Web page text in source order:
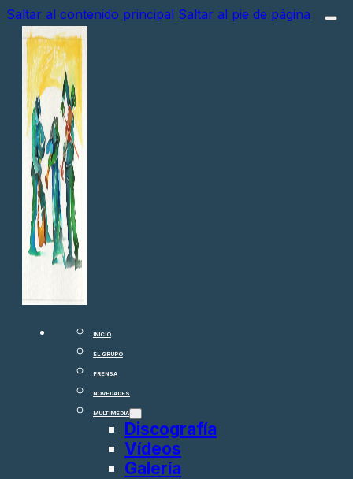
Saltar al contenido principal Saltar al pie de página
INICIO
EL GRUPO
PRENSA
NOVEDADES
MULTIMEDIA
Discografía
Vídeos
Galería